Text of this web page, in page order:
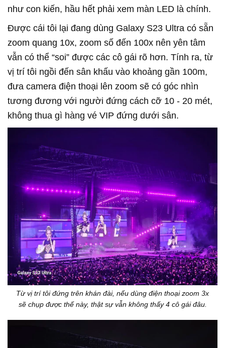
như con kiến, hầu hết phải xem màn LED là chính.
Được cái tôi lại đang dùng Galaxy S23 Ultra có sẵn
zoom quang 10x, zoom số đến 100x nên yên tâm
vẫn có thể “soi” được các cô gái rõ hơn. Tính ra, từ
vị trí tôi ngồi đến sân khấu vào khoảng gần 100m,
đưa camera điện thoại lên zoom sẽ có góc nhìn
tương đương với người đứng cách cỡ 10 - 20 mét,
không thua gì hàng vé VIP đứng dưới sân.
Từ vị trí tôi đứng trên khán đài, nếu dùng điện thoại zoom 3x
sẽ chụp được thế này, thật sự vẫn không thấy 4 cô gái đâu.